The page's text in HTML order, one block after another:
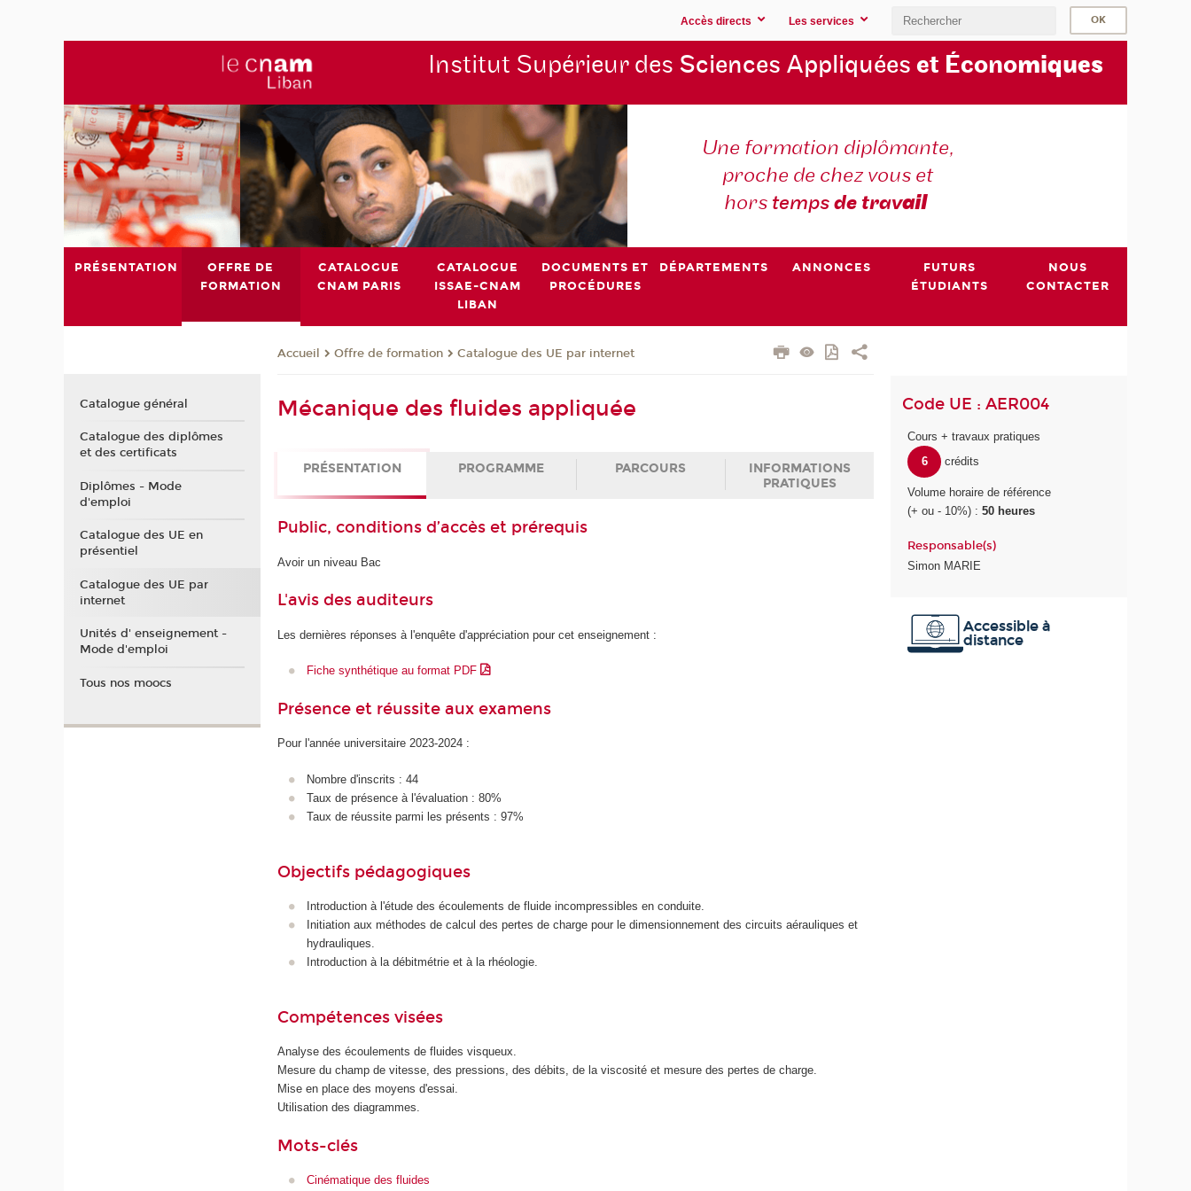
Accès directs Les services
Institut Supérieur des Sciences Appliquées et Économiques
Une formation diplômante,
proche de chez vous et
hors tempsde travail
PRÉSENTATION
OFFRE DE
FORMATION
CATALOGUE
CNAM PARIS
CATALOGUE
ISSAE-CNAM
LIBAN
DOCUMENTS ET
PROCÉDURES
DÉPARTEMENTS ANNONCES
FUTURS
ÉTUDIANTS
NOUS
CONTACTER
Accueil Offre de formation Catalogue des UE par internet
Mécanique des fluides appliquée
PRÉSENTATION PROGRAMME PARCOURS
INFORMATIONS
PRATIQUES
Public, conditions d’accès et prérequis
Avoir un niveau Bac
L'avis des auditeurs
Les dernières réponses à l'enquête d'appréciation pour cet enseignement :
Fiche synthétique au format PDF
Présence et réussite aux examens
Pour l'année universitaire 2023-2024 :
Nombre d'inscrits : 44
Taux de présence à l'évaluation : 80%
Taux de réussite parmi les présents : 97%
Objectifs pédagogiques
Introduction à l'étude des écoulements de fluide incompressibles en conduite.
Initiation aux méthodes de calcul des pertes de charge pour le dimensionnement des circuits aérauliques et
hydrauliques.
Introduction à la débitmétrie et à la rhéologie.
Compétences visées
Analyse des écoulements de fluides visqueux.
Mesure du champ de vitesse, des pressions, des débits, de la viscosité et mesure des pertes de charge.
Mise en place des moyens d'essai.
Utilisation des diagrammes.
Mots-clés
Cinématique des fluides
Code UE : AER004
Cours + travaux pratiques
6
crédits
Volume horaire de référence
(+ ou - 10%) :50 heures
Responsable(s)
Simon MARIE
Accessible à
distance
Catalogue général
Catalogue des diplômes
et des certificats
Diplômes - Mode
d'emploi
Catalogue des UE en
présentiel
Catalogue des UE par
internet
Unités d' enseignement -
Mode d'emploi
Tous nos moocs